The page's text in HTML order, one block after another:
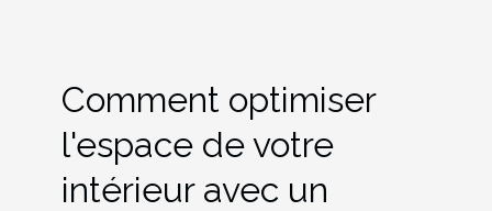
Comment optimiser
l'espace de votre
intérieur avec un